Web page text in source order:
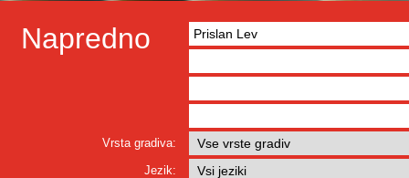
Napredno
Vrsta gradiva:
Jezik: